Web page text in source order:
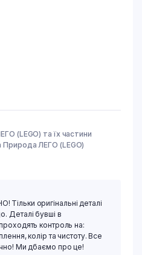
(LEGO) та їх частини
Природа ЛЕГО (LEGO)
оригінальні деталі
Деталі бувші в
контроль на:
колір та чистоту. Все
Ми дбаємо про це!